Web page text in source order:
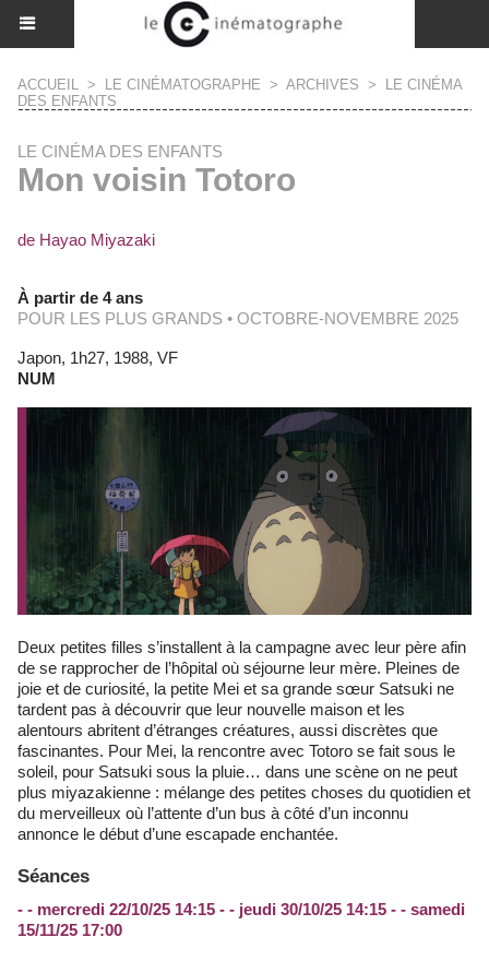
ACCUEIL > LE CINÉMATOGRAPHE > ARCHIVES >
LE CINÉMA
DES ENFANTS
LE CINÉMA DES ENFANTS
Mon voisin Totoro
de Hayao Miyazaki
À partir de 4 ans
POUR LES PLUS GRANDS • OCTOBRE-NOVEMBRE 2025
Japon, 1h27, 1988, VF
NUM
Deux petites filles s’installent à la campagne avec leur père afin
de se rapprocher de l’hôpital où séjourne leur mère. Pleines de
joie et de curiosité, la petite Mei et sa grande sœur Satsuki ne
tardent pas à découvrir que leur nouvelle maison et les
alentours abritent d’étranges créatures, aussi discrètes que
fascinantes. Pour Mei, la rencontre avec Totoro se fait sous le
soleil, pour Satsuki sous la pluie… dans une scène on ne peut
plus miyazakienne : mélange des petites choses du quotidien et
du merveilleux où l’attente d’un bus à côté d’un inconnu
annonce le début d’une escapade enchantée.
Séances
- - mercredi 22/10/25 14:15 - - jeudi 30/10/25 14:15 - - samedi
15/11/25 17:00